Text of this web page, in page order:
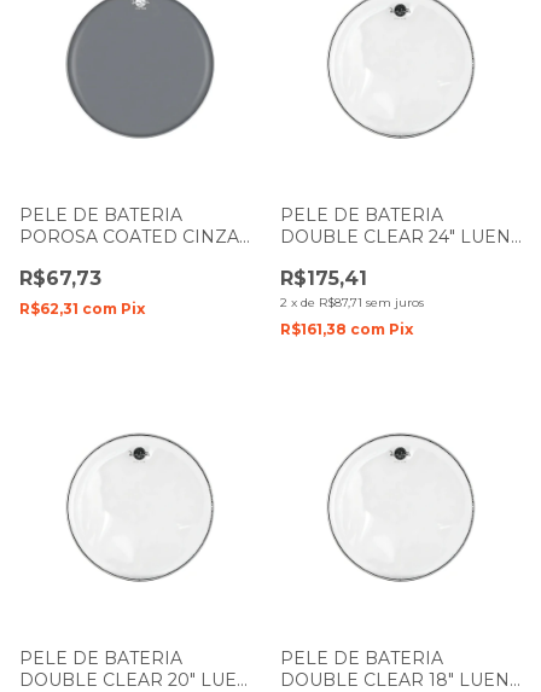
PELE DE BATERIA
POROSA COATED CINZA
PREMIUM
R$67,73
R$62,31 com Pix
PELE DE BATERIA
DOUBLE CLEAR 24" LUEN
DUPLO
R$175,41
2 x de R$87,71 sem juros
R$161,38 com Pix
PELE DE BATERIA
DOUBLE CLEAR 20" LUEN
PELE DE BATERIA
DOUBLE CLEAR 18" LUEN